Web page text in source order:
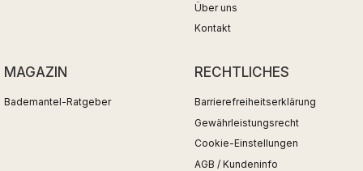
Über uns
Kontakt
MAGAZIN
Bademantel-Ratgeber
RECHTLICHES
Barrierefreiheitserklärung
Gewährleistungsrecht
Cookie-Einstellungen
AGB / Kundeninfo